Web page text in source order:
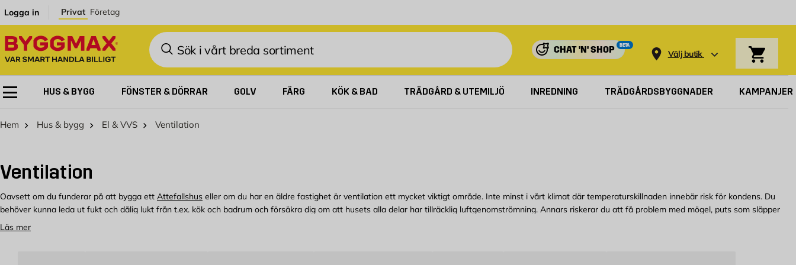
Logga in Privat Företag
Sök
CHAT 'N' SHOP
BETA
Välj butik
HUS & BYGG FÖNSTER & DÖRRAR GOLV FÄRG KÖK & BAD TRÄDGÅRD & UTEMILJÖ INREDNING TRÄDGÅRDSBYGGNADER KAMPANJER
Hem Hus & bygg El & VVS Ventilation
Ventilation
Oavsett om du funderar på att bygga ett Attefallshus eller om du har en äldre fastighet är ventilation ett mycket viktigt område. Inte minst i vårt klimat där temperaturskillnaden innebär risk för kondens. Du
behöver kunna leda ut fukt och dålig lukt från t.ex. kök och badrum och försäkra dig om att husets alla delar har tillräcklig luftgenomströmning. Annars riskerar du att få problem med mögel, puts som släpper
från väggen och en instängd och syrefattig inomhusmiljö. Hos oss på Byggmax hittar du hållbara och lättinstallerade ventilationsrör, ventilationsgaller och allt annat du behöver för att på egen hand uppdatera
Läs mer